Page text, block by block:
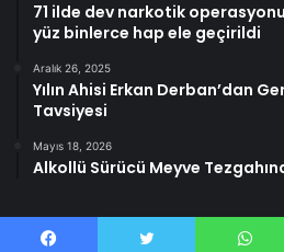
71 ilde dev narkotik
yüz binlerce hap ele geçirildi
Aralık 26, 2025
Yılın Ahisi Erkan Derban’dan
Tavsiyesi
Mayıs 18, 2026
Alkollü Sürücü Meyve